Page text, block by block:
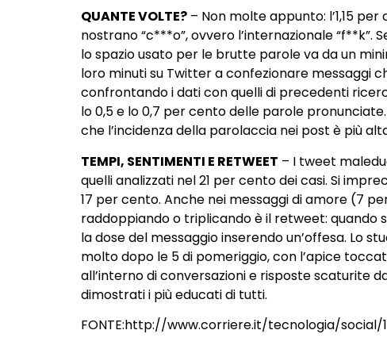
QUANTE VOLTE? – Non molte appunto: l’1,15
nostrano “c***o”, ovvero l’internazionale
lo spazio usato per le brutte parole va da un
loro minuti su Twitter a confezionare messaggi
confrontando i dati con quelli di precedenti
lo 0,5 e lo 0,7 per cento delle parole
che l’incidenza della parolaccia nei post è più
TEMPI, SENTIMENTI E RETWEET – I tweet
quelli analizzati nel 21 per cento dei casi. Si
17 per cento. Anche nei messaggi di amore (7
raddoppiando o triplicando è il retweet: quando
la dose del messaggio inserendo un’offesa. Lo
molto dopo le 5 di pomeriggio, con l’apice
all’interno di conversazioni e risposte scaturite
dimostrati i più educati di tutti.
FONTE:http://www.corriere.it/tecnologia/